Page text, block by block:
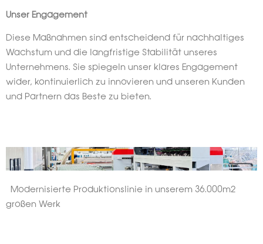
Unser Engagement
Diese Maßnahmen sind entscheidend für nachhaltiges
Wachstum und die langfristige Stabilität unseres
Unternehmens. Sie spiegeln unser klares Engagement
wider, kontinuierlich zu innovieren und unseren Kunden
und Partnern das Beste zu bieten.
Modernisierte Produktionslinie in unserem 36.000m2
großen Werk